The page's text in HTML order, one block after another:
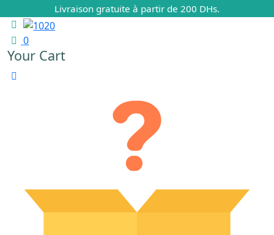
Livraison gratuite à partir de 200 DHs.
0
Your Cart